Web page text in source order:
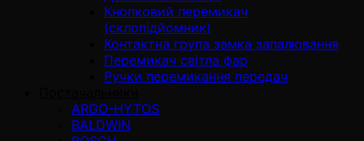
Кнопковий перемикач
(склопідйомник)
Контактна група замка запалювання
Перемикач світла фар
Ручки перемикання передач
ARGO-HYTOS
BALDWIN